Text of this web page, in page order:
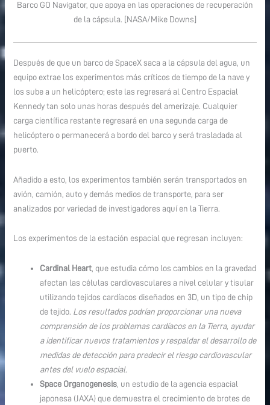
Barco GO Navigator, que apoya en las operaciones de recuperación
de la cápsula. [NASA/Mike Downs]
Después de que un barco de SpaceX saca a la cápsula del agua, un
equipo extrae los experimentos más críticos de tiempo de la nave y
los sube a un helicóptero; este las regresará al Centro Espacial
Kennedy tan solo unas horas después del amerizaje. Cualquier
carga científica restante regresará en una segunda carga de
helicóptero o permanecerá a bordo del barco y será trasladada al
puerto.
Añadido a esto, los experimentos también serán transportados en
avión, camión, auto y demás medios de transporte, para ser
analizados por variedad de investigadores aquí en la Tierra.
Los experimentos de la estación espacial que regresan incluyen:
Cardinal Heart, que estudia cómo los cambios en la gravedad
afectan las células cardiovasculares a nivel celular y tisular
utilizando tejidos cardíacos diseñados en 3D, un tipo de chip
de tejido. Los resultados podrían proporcionar una nueva
comprensión de los problemas cardíacos en la Tierra, ayudar
a identificar nuevos tratamientos y respaldar el desarrollo de
medidas de detección para predecir el riesgo cardiovascular
antes del vuelo espacial.
Space Organogenesis, un estudio de la agencia espacial
japonesa (JAXA) que demuestra el crecimiento de brotes de